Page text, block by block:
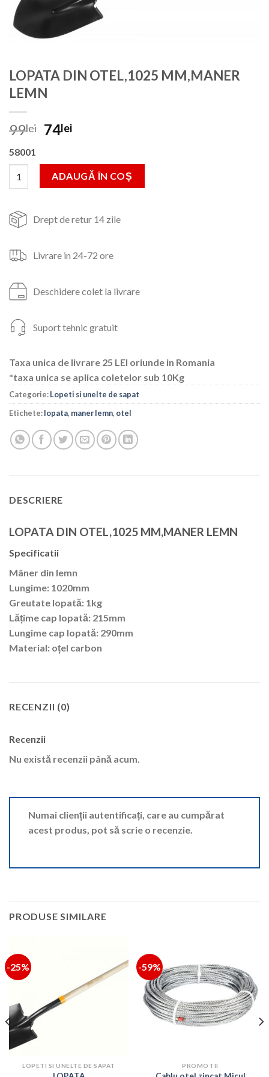
LOPATA DIN OTEL,1025 MM,MANER
LEMN
99lei Prețul
fost:
99lei.
74leiPrețul
74lei.
58001
Cantitate LOPATA DIN OTEL,1025 MM,MANER LEMN
ADAUGĂ ÎN COȘ
Drept de retur 14 zile
Livrare in 24-72 ore
Deschidere colet la livrare
Suport tehnic gratuit
Taxa unica de livrare 25 LEI oriunde in Romania
*taxa unica se aplica coletelor sub 10Kg
Categorie:Lopeti si unelte de sapat
Etichete:lopata, maner lemn, otel
DESCRIERE
LOPATA DIN OTEL,1025 MM,MANER LEMN
Specificatii
Mâner din lemn
Lungime: 1020mm
Greutate lopată: 1kg
Lățime cap lopată: 215mm
Lungime cap lopată: 290mm
Material: oțel carbon
RECENZII (0)
Recenzii
Nu există recenzii până acum.
Numai clienții autentificați, care au cumpărat
acest produs, pot să scrie o recenzie.
PRODUSE SIMILARE
-25%
LOPETI SI UNELTE DE SAPAT
-59%
PROMOTII